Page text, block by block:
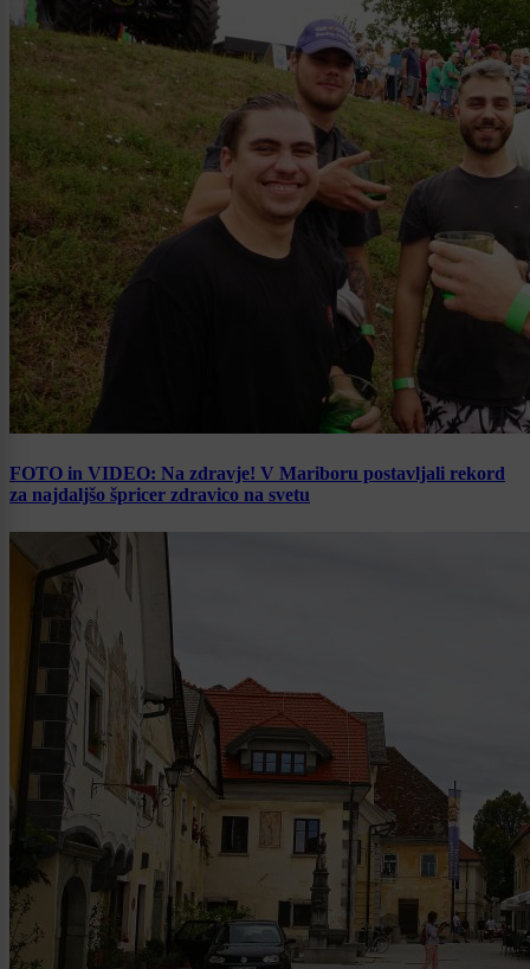
FOTO in VIDEO: Na zdravje! V Mariboru postavljali rekord
za najdaljšo špricer zdravico na svetu